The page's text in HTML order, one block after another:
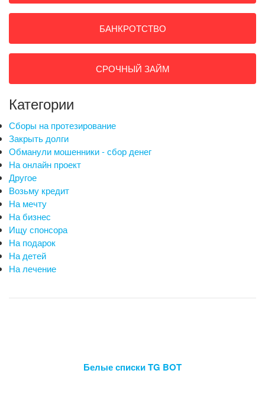
БАНКРОТСТВО
СРОЧНЫЙ ЗАЙМ
Категории
Сборы на протезирование
Закрыть долги
Обманули мошенники - сбор денег
На онлайн проект
Другое
Возьму кредит
На мечту
На бизнес
Ищу спонсора
На подарок
На детей
На лечение
Белые списки TG BOT